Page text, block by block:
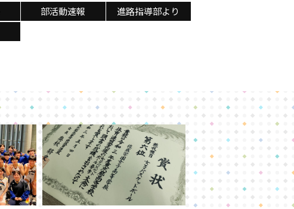
部活動速報
進路指導部より